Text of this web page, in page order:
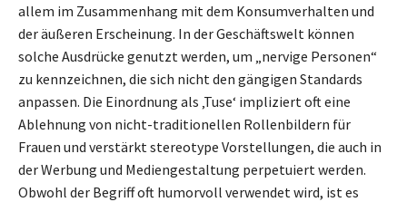
allem im Zusammenhang mit dem Konsumverhalten und
der äußeren Erscheinung. In der Geschäftswelt können
solche Ausdrücke genutzt werden, um „nervige Personen“
zu kennzeichnen, die sich nicht den gängigen Standards
anpassen. Die Einordnung als ‚Tuse‘ impliziert oft eine
Ablehnung von nicht-traditionellen Rollenbildern für
Frauen und verstärkt stereotype Vorstellungen, die auch in
der Werbung und Mediengestaltung perpetuiert werden.
Obwohl der Begriff oft humorvoll verwendet wird, ist es